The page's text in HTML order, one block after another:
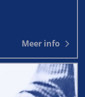
Meer info